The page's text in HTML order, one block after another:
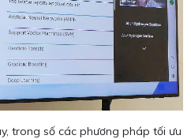
trong số các phương pháp tối ưu